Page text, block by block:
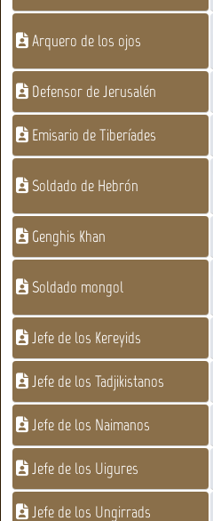
Arquero de los ojos
Defensor de Jerusalén
Emisario de Tiberíades
Soldado de Hebrón
Genghis Khan
Soldado mongol
Jefe de los Kereyids
Jefe de los Tadjikistanos
Jefe de los Naimanos
Jefe de los Uigures
Jefe de los Ungirrads